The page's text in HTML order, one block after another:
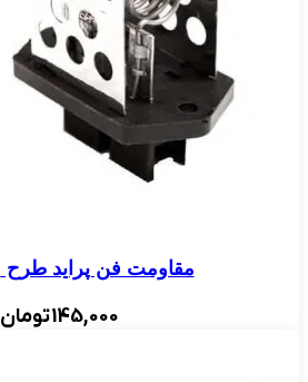
مقاومت فن پراید طرح ۲۰۶ امکو
145,000تومان